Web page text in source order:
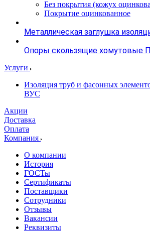
Без покрытия (кожух
Покрытие оцинкованное
Металлическая заглушка
Опоры скользящие хомутовые
Услуги
Изоляция труб и фасонных
ВУС
Акции
Доставка
Оплата
Компания
О компании
История
ГОСТы
Сертификаты
Поставщики
Сотрудники
Отзывы
Вакансии
Реквизиты